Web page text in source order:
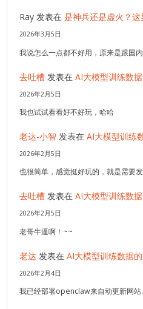
Ray 发表在是神兵还是虚火？
2026年3月5日
我说怎么一点都不好用，原来是跟国
去吐槽 发表在AI大模型训练数
2026年2月5日
我也试试看看好不好玩，哈哈
老达-小智 发表在AI大模型训练
2026年2月5日
也很简单，感觉挺好玩的，就是需要
去吐槽 发表在AI大模型训练数
2026年2月5日
老哥牛逼啊！~~
老达 发表在AI大模型训练数据
2026年2月4日
我已经部署openclaw来自动更新网